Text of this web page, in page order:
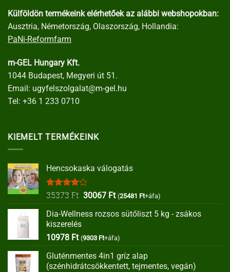
Külföldön termékeink elérhetőek az alábbi webshopokban:
Ausztria, Németország, Olaszország, Hollandia:
PaNi-Reformfarm
m-GEL Hungary Kft.
1044 Budapest, Megyeri út 51.
Email: ugyfelszolgalat@m-gel.hu
Tel: +36 1 233 0710
KIEMELT TERMÉKEINK
Hencsokaska válogatás
Értékelés:
35373Ft Original
was:
30067 FtCurrent
is:
(25481 Ft+áfa)
Dia-Wellness rozsos sütőliszt 5 kg - zsákos
kiszerelés
10978 Ft (9303 Ft+áfa)
Gluténmentes 4in1 gríz alap
(szénhidrátcsökkentett, tejmentes, vegán)